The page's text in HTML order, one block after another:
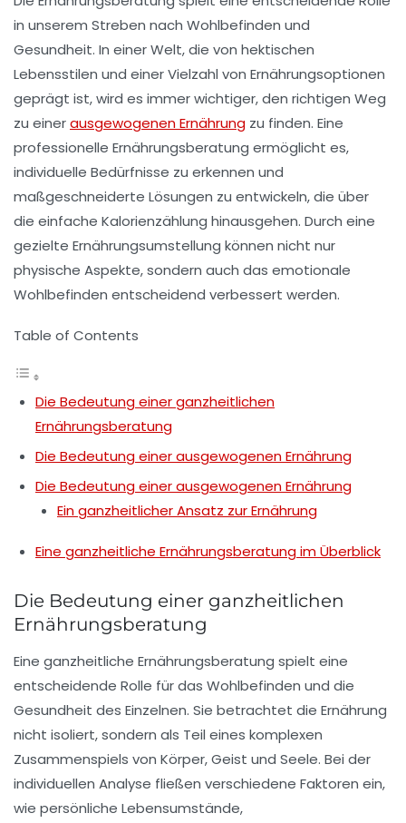
in unserem Streben nach Wohlbefinden und
Gesundheit. In einer Welt, die von hektischen
Lebensstilen und einer Vielzahl von Ernährungsoptionen
geprägt ist, wird es immer wichtiger, den richtigen Weg
zu einerausgewogenen Ernährung zu finden. Eine
professionelle Ernährungsberatung ermöglicht es,
individuelle Bedürfnisse zu erkennen und
maßgeschneiderte Lösungen zu entwickeln, die über
die einfache Kalorienzählung hinausgehen. Durch eine
gezielte Ernährungsumstellung können nicht nur
physische Aspekte, sondern auch das emotionale
Wohlbefinden entscheidend verbessert werden.
Table of Contents
Die Bedeutung einer ganzheitlichen
Ernährungsberatung
Die Bedeutung einer ausgewogenen Ernährung
Die Bedeutung einer ausgewogenen Ernährung
Ein ganzheitlicher Ansatz zur Ernährung
Eine ganzheitliche Ernährungsberatung im Überblick
Die Bedeutung einer ganzheitlichen
Ernährungsberatung
Eine ganzheitliche Ernährungsberatung spielt eine
entscheidende Rolle für das Wohlbefinden und die
Gesundheit des Einzelnen. Sie betrachtet die Ernährung
nicht isoliert, sondern als Teil eines komplexen
Zusammenspiels von Körper,Geist und Seele. Bei der
individuellen Analyse fließen verschiedene Faktoren ein,
wie persönliche Lebensumstände,